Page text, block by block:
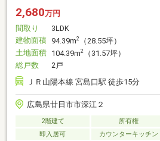
2,680万円
間取り
3LDK
建物面積 94.39m2
（28.55坪）
土地面積 104.39m2
（31.57坪）
総戸数
2戸
ＪＲ山陽本線 宮島口駅 徒歩15分
広島県廿日市市深江２
2階建て 所有権
即入居可
カウンターキッチン